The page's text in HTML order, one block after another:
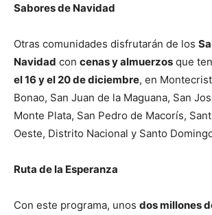
Sabores de Navidad
Otras comunidades disfrutarán de los
Navidad con cenas y almuerzos que
el 16 y el 20 de diciembre, en
Bonao, San Juan de la Maguana, San
Monte Plata, San Pedro de Macorís,
Oeste, Distrito Nacional y Santo
Ruta de la Esperanza
Con este programa, unos dos millones